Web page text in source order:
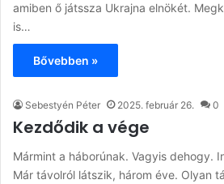
amiben ő játssza Ukrajna elnökét.
is…
Bővebben »
Sebestyén Péter 2025. február 26. 0
Kezdődik a vége
Mármint a háborúnak. Vagyis dehogy.
Már távolról látszik, három éve. Olyan